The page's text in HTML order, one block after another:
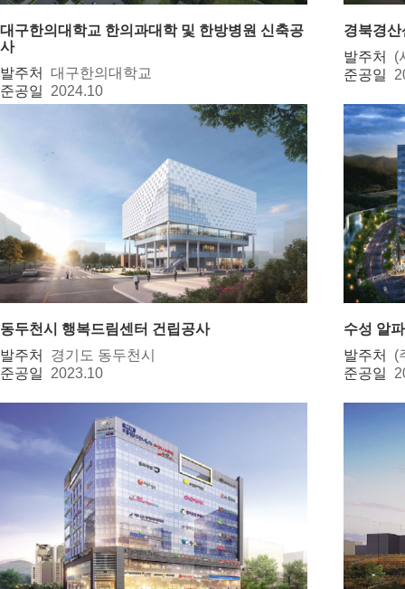
대구한의대학교 한의과대학 및 한방병원 신축공
사
발주처 대구한의대학교
준공일 2024.10
경북경
발주처 (
준공일
동두천시 행복드림센터 건립공사
발주처 경기도 동두천시
준공일 2023.10
수성 알
발주처 (
준공일